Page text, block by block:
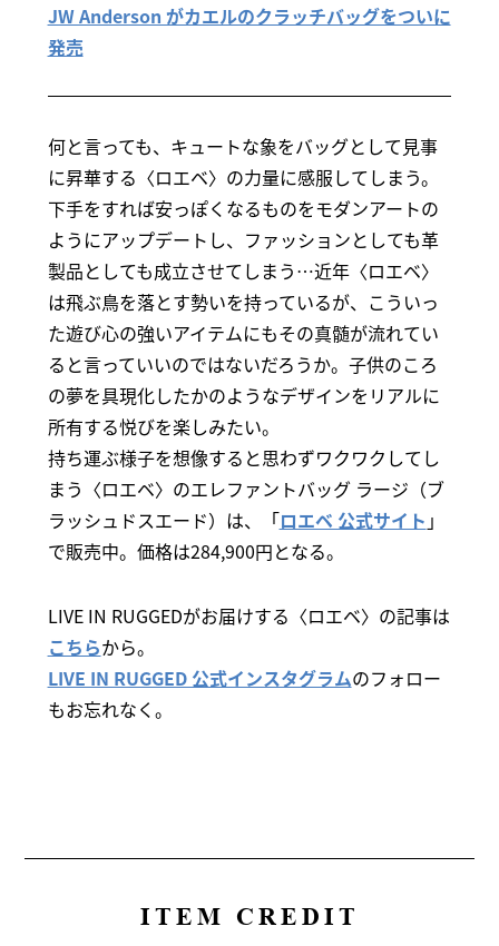
JW Anderson がカエルのクラッチバッグをついに
発売
何と言っても、キュートな象をバッグとして見事
に昇華する〈ロエベ〉の力量に感服してしまう。
下手をすれば安っぽくなるものをモダンアートの
ようにアップデートし、ファッションとしても革
製品としても成立させてしまう…近年〈ロエベ〉
は飛ぶ鳥を落とす勢いを持っているが、こういっ
た遊び心の強いアイテムにもその真髄が流れてい
ると言っていいのではないだろうか。子供のころ
の夢を具現化したかのようなデザインをリアルに
所有する悦びを楽しみたい。
持ち運ぶ様子を想像すると思わずワクワクしてし
まう〈ロエベ〉のエレファントバッグ ラージ（ブ
ラッシュドスエード）は、「ロエベ 公式サイト 」
で販売中。価格は284,900円となる。
LIVE IN RUGGEDがお届けする〈ロエベ〉の記事は
こちらから。
LIVE IN RUGGED 公式インスタグラムのフォロー
もお忘れなく。
ITEM CREDIT